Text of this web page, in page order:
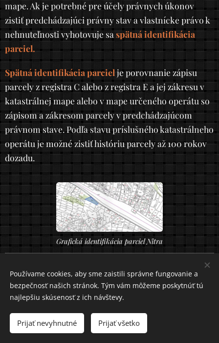
mape. Ak je potrebné pre účely právnych úkonov
zistiť predchádzajúci právny stav a vlastnícke právo k
nehnuteľnosti vyhotovuje saspätná identifikácia
parciel.
Spätná identifikácia parciel je porovnanie zápisu
parcely z registra C alebo z registra E a jej zákresu v
katastrálnej mape alebo v mape určeného operátu so
zápisom a zákresom parcely v predchádzajúcom
právnom stave. Podľa stavu príslušného katastrálneho
operátu je možné zistiť históriu parcely až 100 rokov
dozadu.
Grafická identifikácia parciel Nitra
Vytýčenie stavieb rôznych druhov:
rodinné domy
priemyselné objekty
Používame cookies, aby sme zaistili správne fungovanie a
bezpečnosť našich stránok. Tým vám môžeme poskytnúť tú
najlepšiu skúsenosť z ich návštevy.
Prijať nevyhnutné Prijať všetko